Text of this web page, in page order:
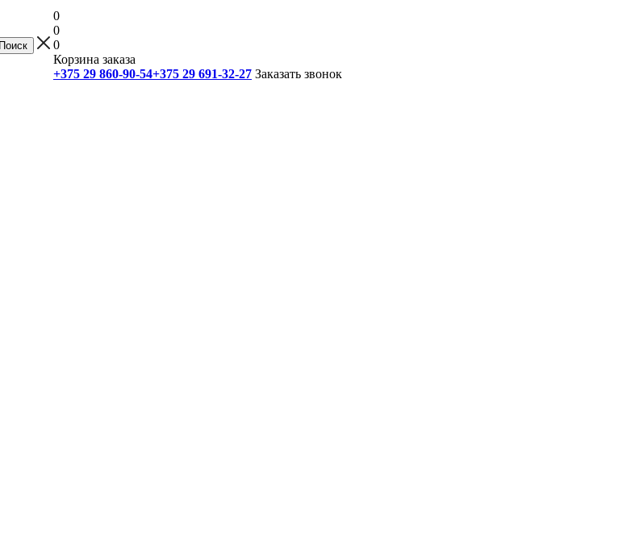
0
0
0
Корзина заказа
+375 29 860-90-54+375 29 691-32-27 Заказать звонок